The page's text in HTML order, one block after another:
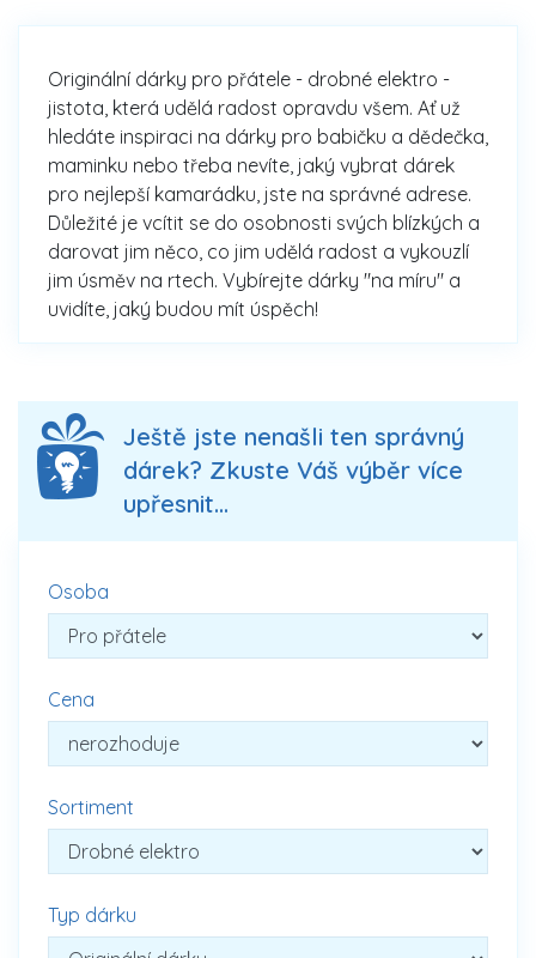
Originální dárky pro přátele - drobné elektro -
jistota, která udělá radost opravdu všem. Ať už
hledáte inspiraci na dárky pro babičku a dědečka,
maminku nebo třeba nevíte, jaký vybrat dárek
pro nejlepší kamarádku, jste na správné adrese.
Důležité je vcítit se do osobnosti svých blízkých a
darovat jim něco, co jim udělá radost a vykouzlí
jim úsměv na rtech. Vybírejte dárky "na míru" a
uvidíte, jaký budou mít úspěch!
Ještě jste nenašli ten správný
dárek? Zkuste Váš výběr více
upřesnit...
Osoba
Cena
Sortiment
Typ dárku